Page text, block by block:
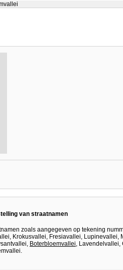
van straatnamen
zoals aangegeven op tekening
Krokusvallei, Fresiavallei, Lupinevallei,
Boterbloemvallei, Lavendelvallei,